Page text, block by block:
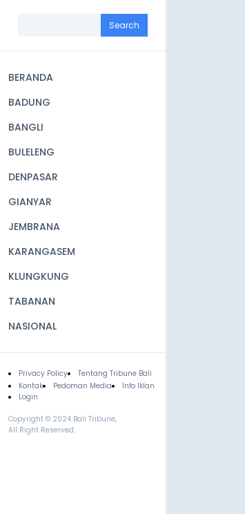
navigation
BERANDA
BADUNG
BANGLI
BULELENG
DENPASAR
GIANYAR
JEMBRANA
KARANGASEM
KLUNGKUNG
TABANAN
NASIONAL
Footer
Privacy Policy
Tentang Tribune Bali
Kontak
Pedoman Media
Info Iklan
Login
Copyright © 2024 Bali Tribune,
All Right Reserved.